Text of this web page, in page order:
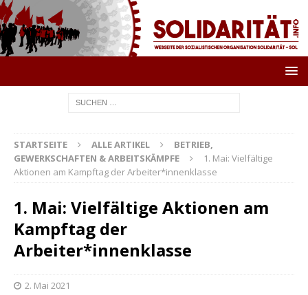
STARTSEITE ALLE ARTIKEL
BETRIEB,
GEWERKSCHAFTEN & ARBEITSKÄMPFE
1. Mai: Vielfältige
Aktionen am Kampftag der Arbeiter*innenklasse
1. Mai: Vielfältige Aktionen am
Kampftag der
Arbeiter*innenklasse
2. Mai 2021